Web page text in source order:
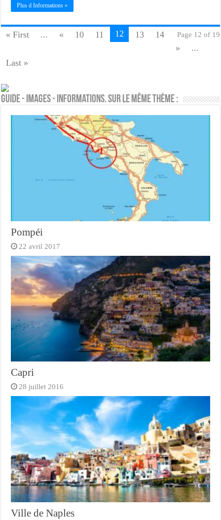
Plus d Informations »
Page 12 of 19
« First ... « 10 11 12 13
14
»
...
Last »
Guide - Images - Informations. Sur le même thème :
Pompéi
22 avril 2017
Capri
28 juillet 2016
Ville de Naples